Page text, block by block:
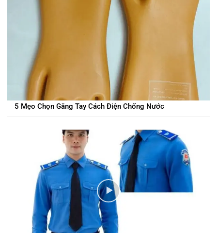
5 Mẹo Chọn Găng Tay Cách Điện Chống Nước